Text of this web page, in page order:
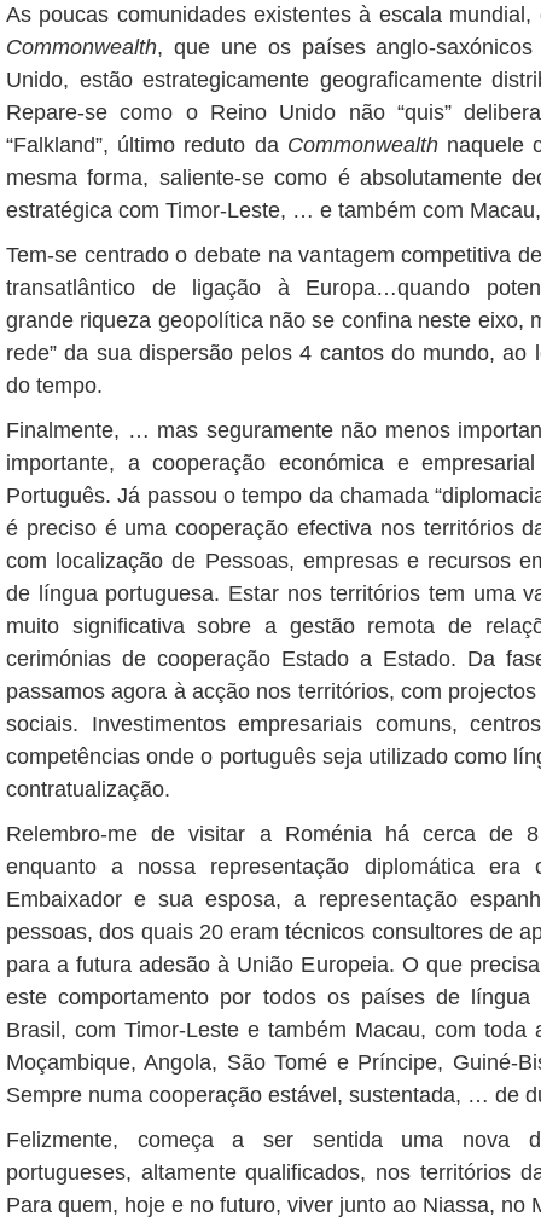
As poucas comunidades existentes à escala
Commonwealth, que une os países anglo-
Unido, estão estrategicamente geograficamente
Repare-se como o Reino Unido não “quis”
“Falkland”, último reduto da Commonwealthnaquele
mesma forma, saliente-se como é absolutamente
estratégica com Timor-Leste, … e também com
Tem-se centrado o debate na vantagem competitiva
transatlântico de ligação à Europa…quando
grande riqueza geopolítica não se confina neste eixo,
rede” da sua dispersão pelos 4 cantos do mundo,
do tempo.
Finalmente, … mas seguramente não menos
importante, a cooperação económica e
Português. Já passou o tempo da chamada
é preciso é uma cooperação efectiva nos territórios
com localização de Pessoas, empresas e recursos
de língua portuguesa. Estar nos territórios tem uma
muito significativa sobre a gestão remota de
cerimónias de cooperação Estado a Estado. Da
passamos agora à acção nos territórios, com
sociais. Investimentos empresariais comuns,
competências onde o português seja utilizado como
contratualização.
Relembro-me de visitar a Roménia há cerca de
enquanto a nossa representação diplomática era
Embaixador e sua esposa, a representação
pessoas, dos quais 20 eram técnicos consultores de
para a futura adesão à União Europeia. O que
este comportamento por todos os países de língua
Brasil, com Timor-Leste e também Macau, com toda
Moçambique, Angola, São Tomé e Príncipe, Guiné-
Sempre numa cooperação estável, sustentada, … de
Felizmente, começa a ser sentida uma nova
portugueses, altamente qualificados, nos territórios
Para quem, hoje e no futuro, viver junto ao Niassa, no